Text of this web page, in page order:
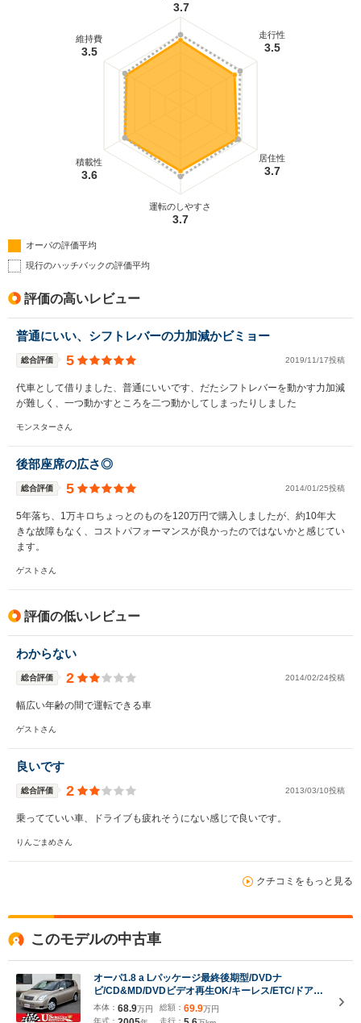
3.7
走行性
3.5
居住性
3.7
運転のしやすさ
3.7
積載性
3.6
維持費
3.5
オーパの評価平均
現行のハッチバックの評価平均
評価の高いレビュー
普通にいい、シフトレバーの力加減かビミョー
総合評価 5 2019/11/17投稿
代車として借りました、普通にいいです、だたシフトレバーを動かす力加減
が難しく、一つ動かすところを二つ動かしてしまったりしました
モンスターさん
後部座席の広さ◎
総合評価 5 2014/01/25投稿
5年落ち、1万キロちょっとのものを120万円で購入しましたが、約10年大
きな故障もなく、コストパフォーマンスが良かったのではないかと感じてい
ます。
ゲストさん
評価の低いレビュー
わからない
総合評価 2 2014/02/24投稿
幅広い年齢の間で運転できる車
ゲストさん
良いです
総合評価 2 2013/03/10投稿
乗ってていい車、ドライブも疲れそうにない感じで良いです。
りんごまめさん
クチコミをもっと見る
このモデルの中古車
オーパ1.8 a Lパッケージ最終後期型/DVDナ
ビ/CD&MD/DVDビデオ再生OK/キーレス/ETC/ドアバ
イザー
本体： 68.9万円
総額： 69.9万円